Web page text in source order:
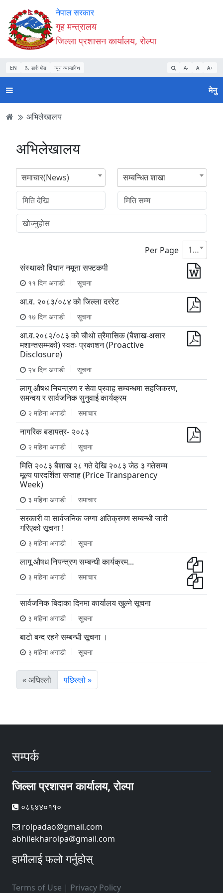
Accessibility
Mode
सुरु
गर्नुहोस्
सामाग्री
पढ्नुहाेस्
नेभिगेसन
पढ्नुहाेस्
वेबसाइट
खोजमा
जानुहोस्
नेपाल सरकार
गृह मन्त्रालय
जिल्ला प्रशासन कार्यालय, रोल्पा
EN डार्क मोड न्यून व्यान्डविथ A- A A+
मेनु
अभिलेखालय
अभिलेखालय
समाचार(News) सम्बन्धित शाखा
Per Page
10
संस्थाको विधान नमूना सफ्टकपी
११ दिन अगाडी सूचना
आ.व. २०८३/०८४ को जिल्ला दररेट
१७ दिन अगाडी सूचना
आ.व.२०८२/०८३ को चाैथो त्रैमासिक (बैशाख-असार
मशान्तसम्मको) स्वतः प्रकाशन (Proactive
Disclosure)
२४ दिन अगाडी सूचना
लागु औषध नियन्त्रण र सेवा प्रवाह सम्बन्धमा सहजिकरण,
समन्वय र सार्वजनिक सुनुवाई कार्यक्रम
२ महिना अगाडी समाचार
नागरिक बडापत्र- २०८३
२ महिना अगाडी सूचना
मिति २०८३ बैशाख २८ गते देखि २०८३ जेठ ३ गतेसम्म
मूल्य पारदर्शिता सप्ताह (Price Transparency
Week)
३ महिना अगाडी समाचार
सरकारी वा सार्वजनिक जग्गा अतिक्रमण सम्बन्धी जारी
गरिएको सूचना !
३ महिना अगाडी सूचना
लागू औषध नियन्त्रण सम्बन्धी कार्यक्रम...
३ महिना अगाडी समाचार
सार्वजनिक बिदाका दिनमा कार्यालय खुल्ने सूचना
३ महिना अगाडी सूचना
बाटो बन्द रहने सम्बन्धी सूचना ।
३ महिना अगाडी सूचना
« अघिल्लो पछिल्लो »
सम्पर्क
जिल्ला प्रशासन कार्यालय, रोल्पा
०८६४४०११०
rolpadao@gmail.com
abhilekharolpa@gmail.com
हामीलाई फलो गर्नुहोस्
Terms of Use | Privacy Policy